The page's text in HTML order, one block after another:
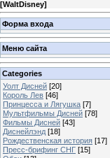
[WaltDisney]
Форма входа
Меню сайта
Categories
Уолт Дисней [20]
Король Лев [46]
Принцесса и Лягушка [7]
Мультфильмы Дисней [78]
Фильмы Дисней [43]
Диснейлэнд [18]
Рождественская история [17]
Пресс-брифинг СНГ [15]